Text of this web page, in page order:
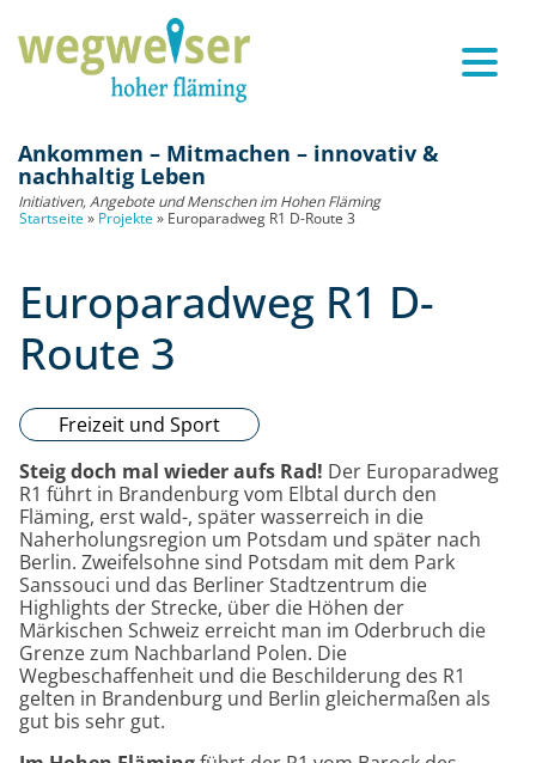
Ankommen – Mitmachen – innovativ &
nachhaltig Leben
Initiativen, Angebote und Menschen im Hohen Fläming
Startseite » Projekte » Europaradweg R1 D-Route 3
Europaradweg R1 D-
Route 3
Freizeit und Sport
Steig doch mal wieder aufs Rad! Der Europaradweg
R1 führt in Brandenburg vom Elbtal durch den
Fläming, erst wald-, später wasserreich in die
Naherholungsregion um Potsdam und später nach
Berlin. Zweifelsohne sind Potsdam mit dem Park
Sanssouci und das Berliner Stadtzentrum die
Highlights der Strecke, über die Höhen der
Märkischen Schweiz erreicht man im Oderbruch die
Grenze zum Nachbarland Polen. Die
Wegbeschaffenheit und die Beschilderung des R1
gelten in Brandenburg und Berlin gleichermaßen als
gut bis sehr gut.